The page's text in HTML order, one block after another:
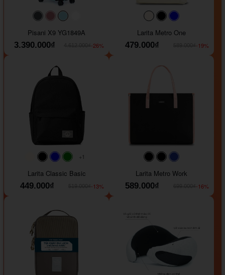
#40454a#b76e79
#9ad8e7
Pisani X9 YG1849A
3.390.000₫
-26%
#faf0e6#000000
Larita Metro One
479.000₫
-19%
#faf0e6
#000000#0000FF#008000
+1
Larita Classic Basic
449.000₫
-13%
#000000#000000
Larita Metro Work
589.000₫
-16%